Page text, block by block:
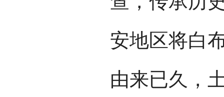
安地区将白
由来已久，